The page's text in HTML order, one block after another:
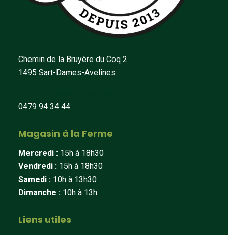
Chemin de la Bruyère du Coq 2
1495 Sart-Dames-Avelines
0479 94 34 44
Magasin à la Ferme
Mercredi : 15h à 18h30
Vendredi : 15h à 18h30
Samedi : 10h à 13h30
Dimanche : 10h à 13h
Liens utiles